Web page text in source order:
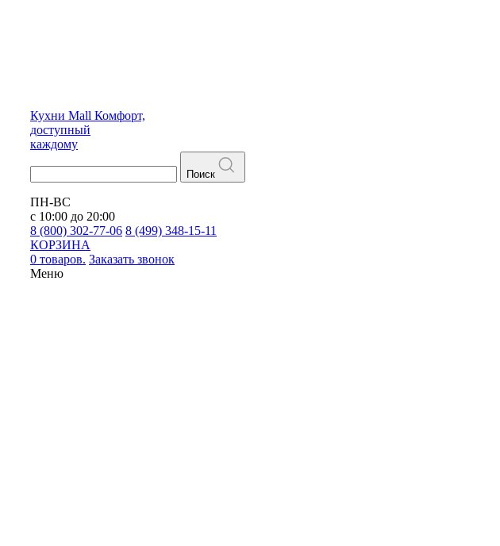
Кухни Mall Комфорт,
доступный
каждому
Поиск
ПН-ВС
с 10:00 до 20:00
8 (800) 302-77-06 8 (499) 348-15-11
КОРЗИНА
0 товаров. Заказать звонок
Меню